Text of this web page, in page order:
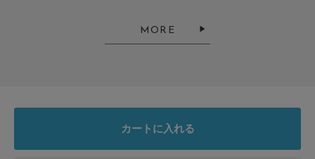
MORE
カートに入れる